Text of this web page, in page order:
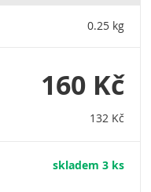
0.25 kg
160 Kč
132 Kč
skladem 3 ks